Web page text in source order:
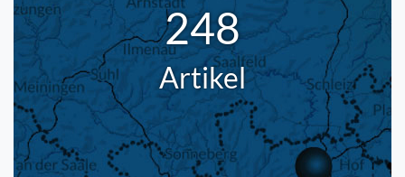
248
Artikel